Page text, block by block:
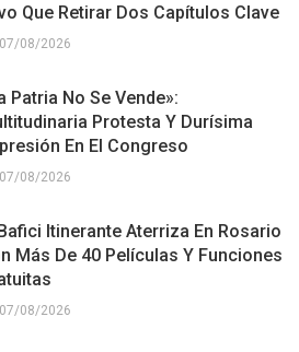
Que Retirar Dos Capítulos Clave
07/08/2026
Patria No Se Vende»:
Protesta Y Durísima
En El Congreso
07/08/2026
Itinerante Aterriza En Rosario
Más De 40 Películas Y Funciones
07/08/2026